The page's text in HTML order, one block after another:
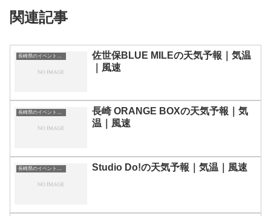
関連記事
長崎県のイベント会場一覧
佐世保BLUE MILEの天気予報｜気温
｜風速
長崎県のイベント会場一覧
長崎 ORANGE BOXの天気予報｜気
温｜風速
長崎県のイベント会場一覧 Studio Do!の天気予報｜気温｜風速